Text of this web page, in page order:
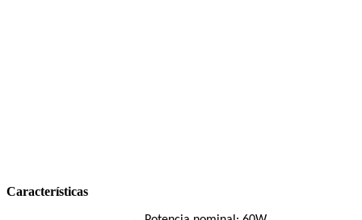
Características